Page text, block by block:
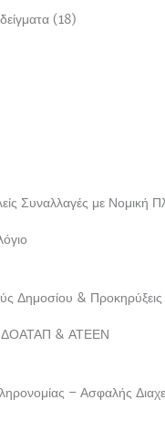
(18)
Συναλλαγές με Νομική
Δημοσίου &
ΔΟΑΤΑΠ & ΑΤΕΕΝ
– Ασφαλής